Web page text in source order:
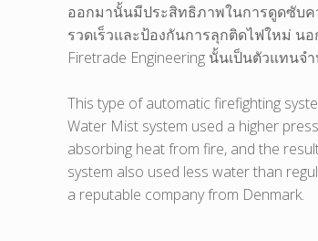
ออกมานั้นมีประสิทธิภาพในการดูดซับค
รวดเร็วและป้องกันการลุกติดไฟใหม่ น
Firetrade Engineering นั้นเป็นตัวแทน
This type of automatic firefighting
Water Mist system used a higher
absorbing heat from fire, and the
system also used less water than
a reputable company from Denmark.